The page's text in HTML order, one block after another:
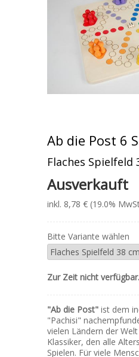
Ab die Post 6
Flaches Spielfeld
Ausverkauft
inkl. 8,78 € (19.0%
Bitte Variante wählen
Zur Zeit nicht verfügbar.
"Ab die Post" ist dem
"Pachisi"
vielen Ländern der
Klassiker, den alle
Spielen. Für viele